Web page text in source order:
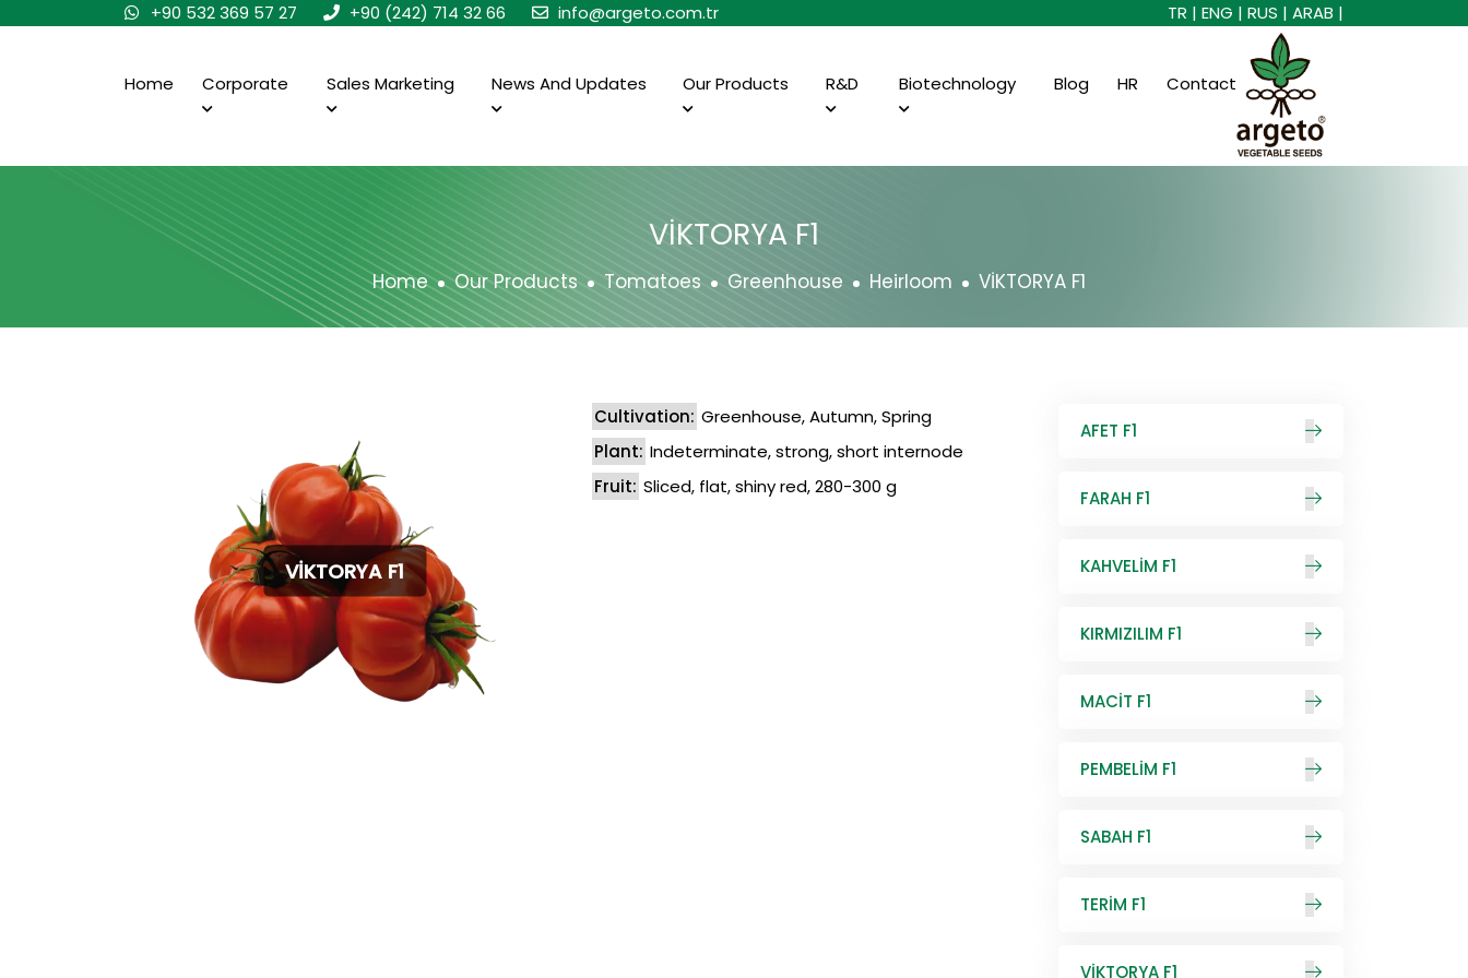
+90 532 369 57 27 +90 (242) 714 32 66 info@argeto.com.tr TR | ENG | RUS | ARAB |
Home Corporate Sales Marketing News And Updates Our Products R&D Biotechnology Blog HR Contact
VİKTORYA F1
Home Our Products Tomatoes Greenhouse Heirloom VİKTORYA F1
VİKTORYA F1
Cultivation: Greenhouse, Autumn, Spring
Plant: Indeterminate, strong, short internode
Fruit: Sliced, flat, shiny red, 280-300 g
AFET F1
FARAH F1
KAHVELİM F1
KIRMIZILIM F1
MACİT F1
PEMBELİM F1
SABAH F1
TERİM F1
VİKTORYA F1